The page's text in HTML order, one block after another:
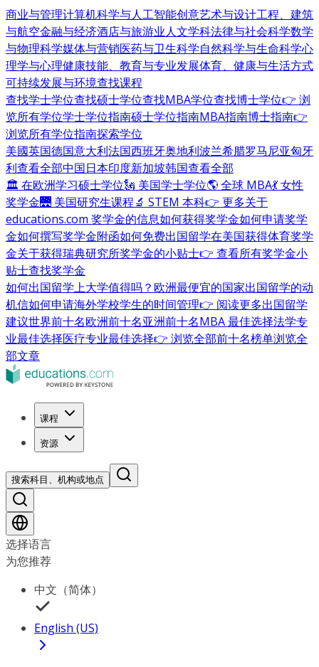
商业与管理计算机科学与人工智能创意艺术与设计工程、建筑
与航空金融与经济酒店与旅游业人文学科法律与社会科学数学
与物理科学媒体与营销医药与卫生科学自然科学与生命科学心
理学与心理健康技能、教育与专业发展体育、健康与生活方式
可持续发展与环境查找课程
查找学士学位查找硕士学位查找MBA学位查找博士学位👉 浏
览所有学位学士学位指南硕士学位指南MBA指南博士指南👉
浏览所有学位指南探索学位
美國英国德国意大利法国西班牙奥地利波兰希腊罗马尼亚匈牙
利查看全部中国日本印度新加坡韩国查看全部
🏛 在欧洲学习硕士学位🗽 美国学士学位🌎 全球 MBA💃 女性
奖学金🌉 美国研究生课程🔬 STEM 本科👉 更多关于
educations.com 奖学金的信息如何获得奖学金如何申请奖学
金如何撰写奖学金附函如何免费出国留学在美国获得体育奖学
金关于获得瑞典研究所奖学金的小贴士👉 查看所有奖学金小
贴士查找奖学金
如何出国留学上大学值得吗？ 欧洲最便宜的国家出国留学的动
机信如何申请海外学校学生的时间管理👉 阅读更多出国留学
建议世界前十名欧洲前十名亚洲前十名MBA 最佳选择法学专
业最佳选择医疗专业最佳选择👉 浏览全部前十名榜单浏览全
部文章
课程
资源
搜索科目、机构或地点
选择语言
为您推荐
中文（简体）
English (US)